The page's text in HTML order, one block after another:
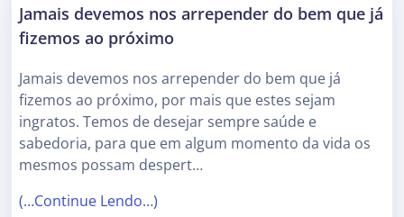
Jamais devemos nos arrepender do bem que já
fizemos ao próximo
Jamais devemos nos arrepender do bem que já
fizemos ao próximo, por mais que estes sejam
ingratos. Temos de desejar sempre saúde e
sabedoria, para que em algum momento da vida os
mesmos possam despert…
(…Continue Lendo…)